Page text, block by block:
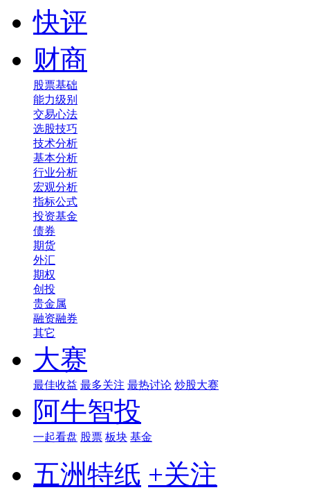
快评
财商
股票基础
能力级别
交易心法
选股技巧
技术分析
基本分析
行业分析
宏观分析
指标公式
投资基金
债券
期货
外汇
期权
创投
贵金属
融资融券
其它
大赛
最佳收益 最多关注 最热讨论 炒股大赛
阿牛智投
一起看盘 股票 板块 基金
五洲特纸 +关注